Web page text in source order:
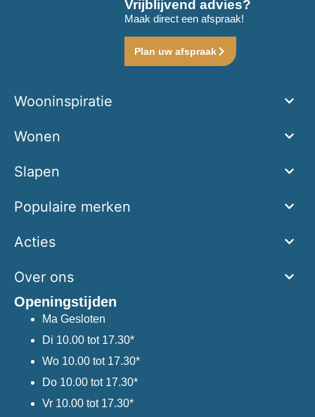
Vrijblijvend advies?
Maak direct een afspraak!
Plan uw afspraak
Wooninspiratie
Wonen
Slapen
Populaire merken
Acties
Over ons
Openingstijden
Ma Gesloten
Di 10.00 tot 17.30*
Wo 10.00 tot 17.30*
Do 10.00 tot 17.30*
Vr 10.00 tot 17.30*